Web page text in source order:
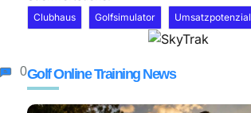
0
Clubhaus Golfsimulator Umsatzpotenzial
Golf Online Training News